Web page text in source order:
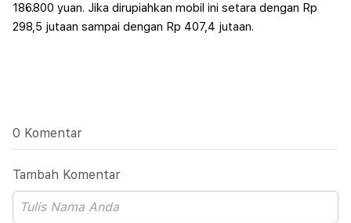
186.800 yuan. Jika dirupiahkan mobil ini setara dengan Rp
298,5 jutaan sampai dengan Rp 407,4 jutaan.
0 Komentar
Tambah Komentar